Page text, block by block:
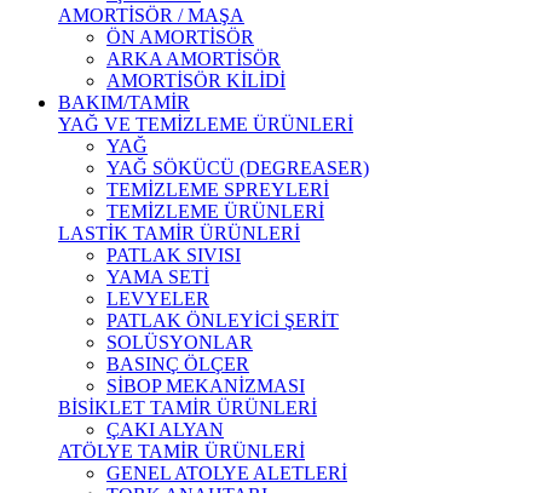
AMORTİSÖR / MAŞA
ÖN AMORTİSÖR
ARKA AMORTİSÖR
AMORTİSÖR KİLİDİ
BAKIM/TAMİR
YAĞ VE TEMİZLEME ÜRÜNLERİ
YAĞ
YAĞ SÖKÜCÜ (DEGREASER)
TEMİZLEME SPREYLERİ
TEMİZLEME ÜRÜNLERİ
LASTİK TAMİR ÜRÜNLERİ
PATLAK SIVISI
YAMA SETİ
LEVYELER
PATLAK ÖNLEYİCİ ŞERİT
SOLÜSYONLAR
BASINÇ ÖLÇER
SİBOP MEKANİZMASI
BİSİKLET TAMİR ÜRÜNLERİ
ÇAKI ALYAN
ATÖLYE TAMİR ÜRÜNLERİ
GENEL ATOLYE ALETLERİ